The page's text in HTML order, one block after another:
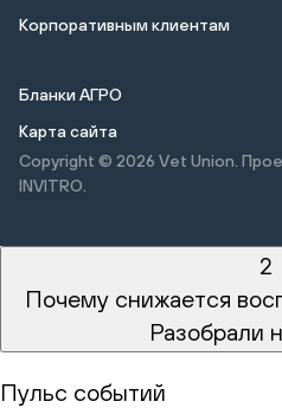
Корпоративным клиентам
Бланки АГРО
Карта сайта
Copyright © 2026 Vet Union.
INVITRO.
2
Почему снижается
Разобрали
Пульс событий